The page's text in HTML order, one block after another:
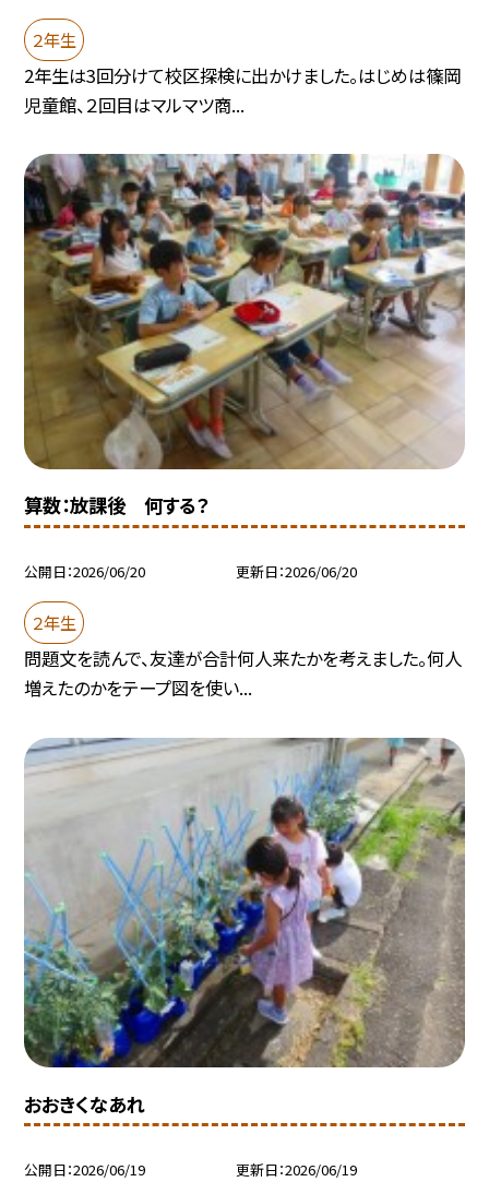
２年生
2年生は3回分けて校区探検に出かけました。はじめは篠岡
児童館、２回目はマルマツ商...
算数：放課後 何する？
公開日 2026/06/20 更新日 2026/06/20
２年生
問題文を読んで、友達が合計何人来たかを考えました。何人
増えたのかをテープ図を使い...
おおきくなあれ
公開日 2026/06/19 更新日 2026/06/19